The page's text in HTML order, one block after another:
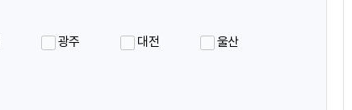
뉴 뉴
광주 대전
울산